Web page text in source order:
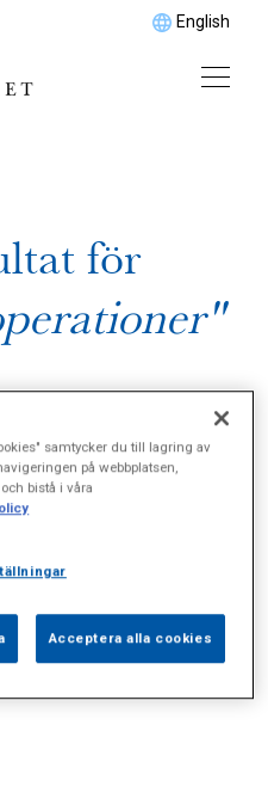
English
för
Sophianytt (0)
samtycker du till lagring av
på webbplatsen,
bistå i våra
Acceptera alla cookies